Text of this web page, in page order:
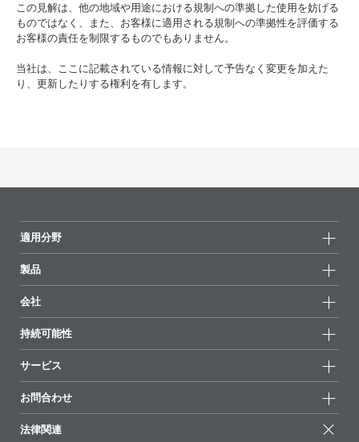
この見解は、他の地域や用途における規制への準拠した使用を妨げる
ものではなく、また、お客様に適用される規制への準拠性を評価する
お客様の責任を制限するものでもありません。
当社は、ここに記載されている情報に対して予告なく変更を加えた
り、更新したりする権利を有します。
適用分野
製品
全製品
ハイライト
会社
ニュース
拠点と販売代理店
展示会 & イベント
経営陣
持続可能性
持続可能な製品
サクセスストーリー
EcoVadis
サービス
配合の出発点
論文記事
お問合わせ
法律関連